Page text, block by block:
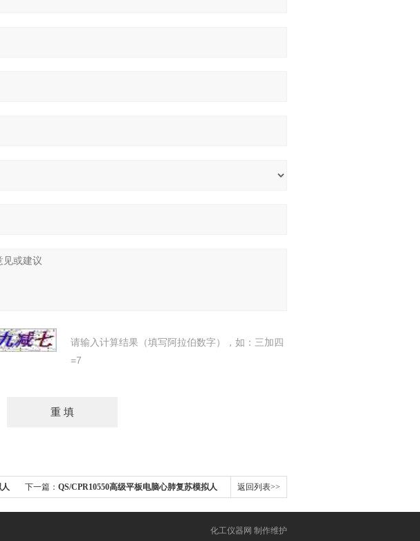
请输入计算结果（填写阿拉伯数字），如：三加四
=7
下一篇： QS/CPR10550高级平板电脑心肺复苏模拟人 返回列表>>
化工仪器网 制作维护